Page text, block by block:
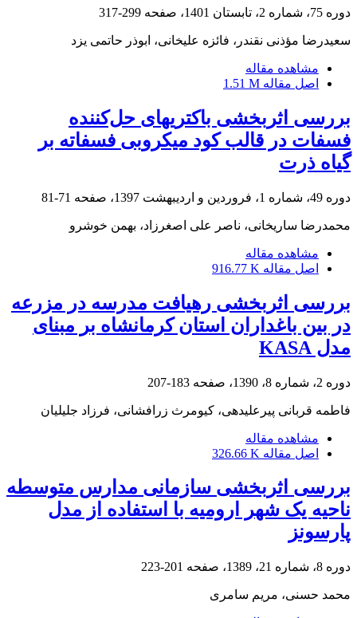
دوره 75، شماره 2، تابستان 1401، صفحه 299-317
سعیدرضا مؤذنی نقندر، فائزه علیخانی، ابوذر حاتمی یزد
مشاهده مقاله
اصل مقاله 1.51 M
بررسی اثربخشی باکتریهای حل‌کننده
فسفات در قالب کود میکروبی فسفاته بر
گیاه ذرت
دوره 49، شماره 1، فروردین و اردیبهشت 1397، صفحه 71-81
محمدرضا ساریخانی، ناصر علی اصغرزاد، بهمن خوشرو
مشاهده مقاله
اصل مقاله 916.77 K
بررسی اثربخشی رهیافت مدرسه در مزرعه
در بین باغداران استان کرمانشاه بر مبنای
مدل KASA
دوره 2، شماره 8، 1390، صفحه 183-207
فاطمه قربانی پیرعلیدهی، کیومرث زرافشانی، فرزاد جلیلیان
مشاهده مقاله
اصل مقاله 326.66 K
بررسی اثربخشی سازمانی مدارس متوسطه
ناحیه یک شهر ارومیه با استفاده از مدل
پارسونز
دوره 8، شماره 21، 1389، صفحه 201-223
محمد حسنی، مریم سامری